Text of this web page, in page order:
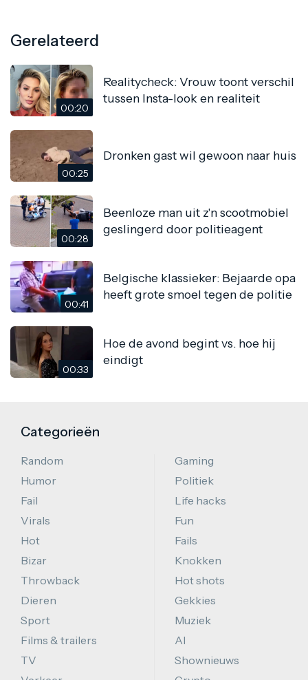
Gerelateerd
00:20
Realitycheck: Vrouw toont verschil
tussen Insta-look en realiteit
00:25
Dronken gast wil gewoon naar huis
00:28
Beenloze man uit z'n scootmobiel
geslingerd door politieagent
00:41
Belgische klassieker: Bejaarde opa
heeft grote smoel tegen de politie
00:33
Hoe de avond begint vs. hoe hij
eindigt
Categorieën
Random
Humor
Fail
Virals
Hot
Bizar
Throwback
Dieren
Sport
Films & trailers
TV
Gaming
Politiek
Life hacks
Fun
Fails
Knokken
Hot shots
Gekkies
Muziek
AI
Shownieuws